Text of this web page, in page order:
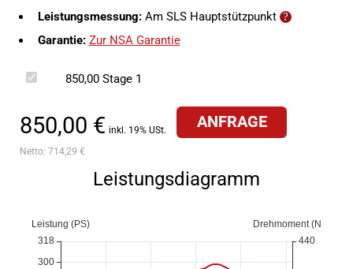
Leistungsmessung:Am SLS Hauptstützpunkt
Garantie: Zur NSA Garantie
850,00Stage 1
850,00 € inkl. 19% USt.
Netto: 714,29 €
ANFRAGE
Leistungsdiagramm